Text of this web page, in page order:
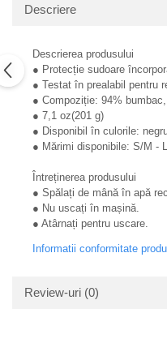
Descriere
Descrierea produsului
● Protecție sudoare
● Testat în prealabil pentru
● Compoziție: 94%
● 7,1 oz(201 g)
● Disponibil în culorile:
● Mărimi disponibile: S/M -
Întreținerea produsului
● Spălați de mână în apă
● Nu uscați în mașină.
● Atârnați pentru uscare.
Informatii conformitate
Review-uri (0)